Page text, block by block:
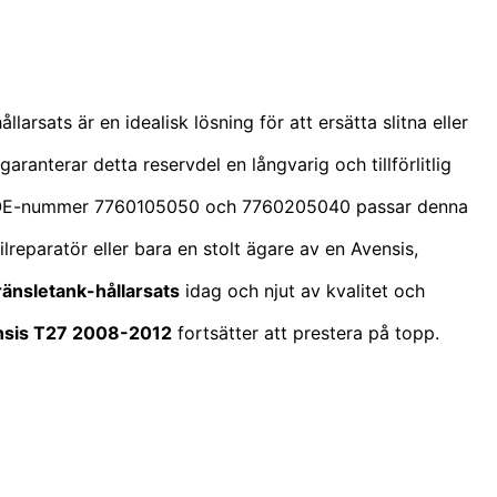
är en idealisk lösning för att ersätta slitna eller
detta reservdel en långvarig och tillförlitlig
nummer 7760105050 och 7760205040 passar denna
eller bara en stolt ägare av en Avensis,
hållarsats idag och njut av kvalitet och
T27 2008-2012 fortsätter att prestera på topp.